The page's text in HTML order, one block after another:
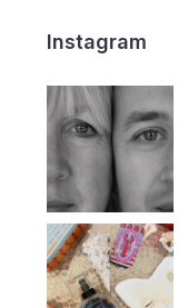
Instagram